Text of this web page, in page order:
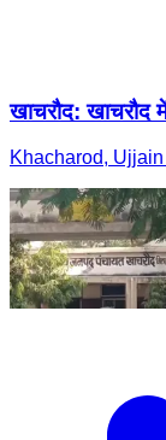
खाचरौद: खाचरौद
Khacharod,